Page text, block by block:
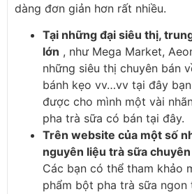
dàng đơn giản hơn rất nhiều.
Tại những đại siêu thị,
lớn , như Mega Market,
những siêu thị chuyên bán
bánh kẹo vv…vv tại đây
được cho mình một vài
pha trà sữa có bán tại đây.
Trên website của một số
nguyên liệu trà sữa
Các bạn có thể tham khảo
phẩm bột pha trà sữa ngon